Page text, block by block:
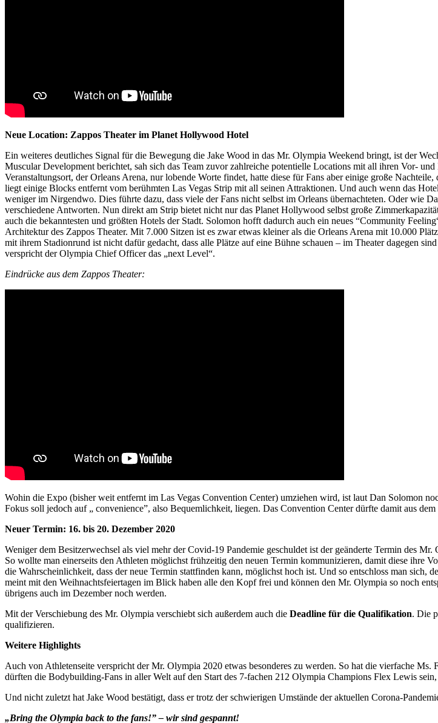
Neue Location: Zappos Theater im Planet Hollywood Hotel
Ein weiteres deutliches Signal für die Bewegung die Jake Wood in das Mr. Olympia Weekend bringt, ist der
Muscular Development berichtet, sah sich das Team zuvor zahlreiche potentielle Locations mit all ihren Vor-
Veranstaltungsort, der Orleans Arena, nur lobende Worte findet, hatte diese für Fans aber einige große
liegt einige Blocks entfernt vom berühmten Las Vegas Strip mit all seinen Attraktionen. Und auch wenn das
weniger im Nirgendwo. Dies führte dazu, dass viele der Fans nicht selbst im Orleans übernachteten. Oder wie
verschiedene Antworten. Nun direkt am Strip bietet nicht nur das Planet Hollywood selbst große
auch die bekanntesten und größten Hotels der Stadt. Solomon hofft dadurch auch ein neues “Community
Architektur des Zappos Theater. Mit 7.000 Sitzen ist es zwar etwas kleiner als die Orleans Arena mit 10.000
mit ihrem Stadionrund ist nicht dafür gedacht, dass alle Plätze auf eine Bühne schauen – im Theater dagegen
verspricht der Olympia Chief Officer das „next Level“.
Eindrücke aus dem Zappos Theater:
Wohin die Expo (bisher weit entfernt im Las Vegas Convention Center) umziehen wird, ist laut Dan Solomon
Fokus soll jedoch auf „ convenience”, also Bequemlichkeit, liegen. Das Convention Center dürfte damit aus dem
Neuer Termin: 16. bis 20. Dezember 2020
Weniger dem Besitzerwechsel als viel mehr der Covid-19 Pandemie geschuldet ist der geänderte Termin des
So wollte man einerseits den Athleten möglichst frühzeitig den neuen Termin kommunizieren, damit diese ihre
die Wahrscheinlichkeit, dass der neue Termin stattfinden kann, möglichst hoch ist. Und so entschloss man
meint mit den Weihnachtsfeiertagen im Blick haben alle den Kopf frei und können den Mr. Olympia so noch
übrigens auch im Dezember noch werden.
Mit der Verschiebung des Mr. Olympia verschiebt sich außerdem auch die Deadline für die Qualifikation. Die
qualifizieren.
Weitere Highlights
Auch von Athletenseite verspricht der Mr. Olympia 2020 etwas besonderes zu werden. So hat die vierfache
dürften die Bodybuilding-Fans in aller Welt auf den Start des 7-fachen 212 Olympia Champions Flex Lewis
Und nicht zuletzt hat Jake Wood bestätigt, dass er trotz der schwierigen Umstände der aktuellen Corona-
„Bring the Olympia back to the fans!” – wir sind gespannt!